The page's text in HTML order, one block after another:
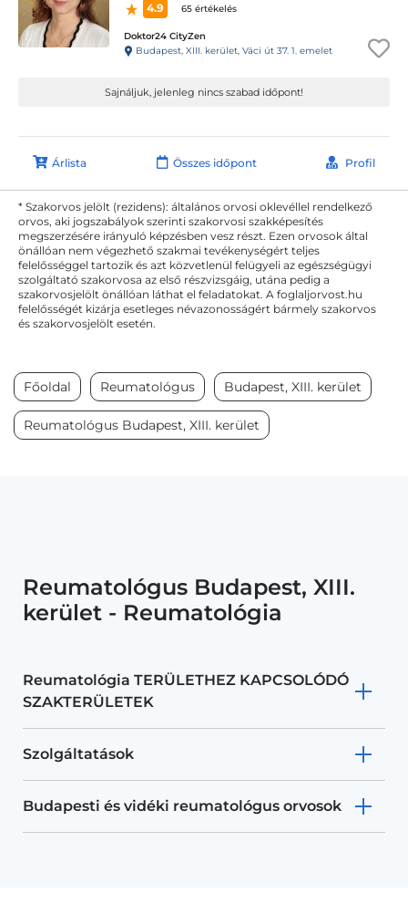
4.9
65 értékelés
Doktor24 CityZen
Budapest, XIII. kerület, Váci út 37. 1. emelet
Sajnáljuk, jelenleg nincs szabad időpont!
Árlista Összes időpont Profil
* Szakorvos jelölt (rezidens): általános orvosi oklevéllel rendelkező
orvos, aki jogszabályok szerinti szakorvosi szakképesítés
megszerzésére irányuló képzésben vesz részt. Ezen orvosok által
önállóan nem végezhető szakmai tevékenységért teljes
felelősséggel tartozik és azt közvetlenül felügyeli az egészségügyi
szolgáltató szakorvosa az első részvizsgáig, utána pedig a
szakorvosjelölt önállóan láthat el feladatokat. A foglaljorvost.hu
felelősségét kizárja esetleges névazonosságért bármely szakorvos
és szakorvosjelölt esetén.
Főoldal Reumatológus Budapest, XIII. kerület
Reumatológus Budapest, XIII. kerület
Reumatológus Budapest, XIII.
kerület - Reumatológia
Reumatológia TERÜLETHEZ KAPCSOLÓDÓ
SZAKTERÜLETEK
Szolgáltatások
Budapesti és vidéki reumatológus orvosok